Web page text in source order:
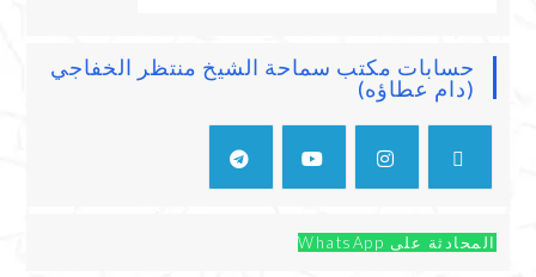
حسابات مكتب سماحة الشيخ منتظر الخفاجي
(دام عطاؤه)
المحادثة على WhatsApp